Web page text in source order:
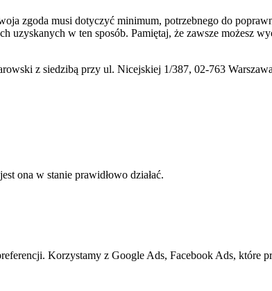
zgoda musi dotyczyć minimum, potrzebnego do
uzyskanych w ten sposób. Pamiętaj, że zawsze możesz
z siedzibą przy ul. Nicejskiej 1/387, 02-763
ona w stanie prawidłowo działać.
Korzystamy z Google Ads, Facebook Ads, które